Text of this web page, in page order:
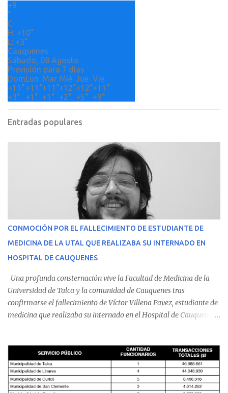
s
+9
°
C
H: +10°
L: +3°
Cauquenes
Sábado, 08 Agosto
Previsión para 7 días
DomLun Mar Mié Jue Vie
+11°+11°+11°+12°+12°+11°
+3° +1° +1° +2° +5° +9°
Entradas populares
CONMOCIÓN POR EL FALLECIMIENTO DE ESTUDIANTE DE
MEDICINA DE LA UTAL QUE REALIZABA SU INTERNADO EN
HOSPITAL DE CAUQUENES
Una profunda consternación vive la Facultad de Medicina de la
Universidad de Talca y la comunidad de Cauquenes tras
confirmarse el fallecimiento de Víctor Villena Pavez, estudiante de
medicina que realizaba su internado en el Hospital de Cauquenes.
malestares físicos. Dada la complejidad de su estado de salud, el
equipo médico determinó su traslado de urgencia al Hospital
Regional de Talca y dado la urgencia la ambulancia partió hacia
Talca con escolta de Carabineros. En medio del traslado, el